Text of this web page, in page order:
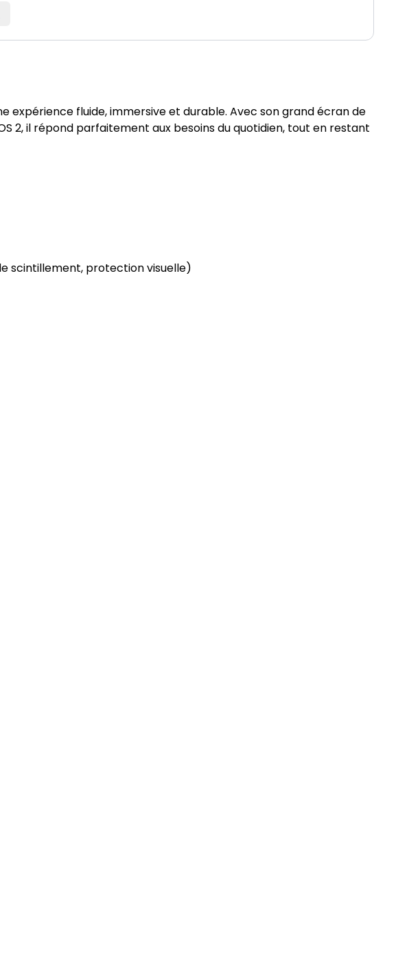
fluide, immersive et durable. Avec son grand écran de
2, il répond parfaitement aux besoins du quotidien, tout en restant
scintillement, protection visuelle)